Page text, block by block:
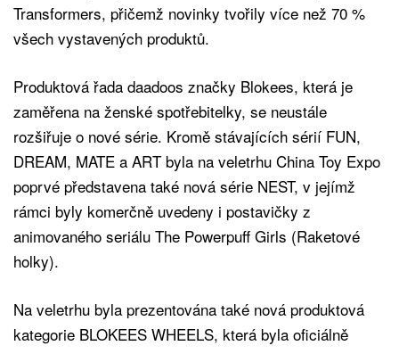
Transformers, přičemž novinky tvořily více než 70 %
všech vystavených produktů.
Produktová řada daadoos značky Blokees, která je
zaměřena na ženské spotřebitelky, se neustále
rozšiřuje o nové série. Kromě stávajících sérií FUN,
DREAM, MATE a ART byla na veletrhu China Toy Expo
poprvé představena také nová série NEST, v jejímž
rámci byly komerčně uvedeny i postavičky z
animovaného seriálu The Powerpuff Girls (Raketové
holky).
Na veletrhu byla prezentována také nová produktová
kategorie BLOKEES WHEELS, která byla oficiálně